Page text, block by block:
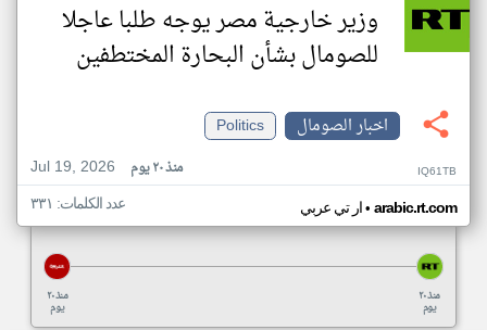
وزير خارجية مصر يوجه طلبا عاجلا
للصومال بشأن البحارة المختطفين
اخبار الصومال
Politics
Jul 19, 2026
منذ ٢٠ يوم IQ61TB
ار تي عربي• arabic.rt.com عدد الكلمات: ٣٣١
منذ ٢٠
يوم
منذ ٢٠
يوم